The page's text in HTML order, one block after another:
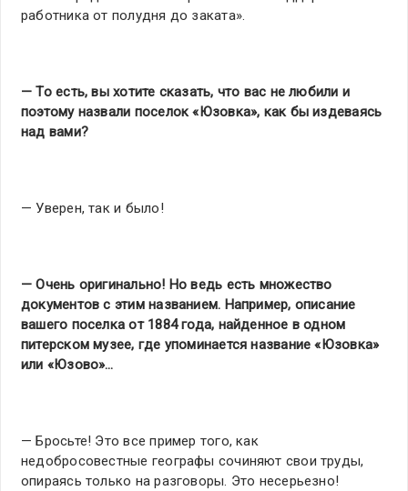
работника от полудня до заката».
— То есть, вы хотите сказать, что вас не любили и
поэтому назвали поселок «Юзовка», как бы издеваясь
над вами?
— Уверен, так и было!
— Очень оригинально! Но ведь есть множество
документов с этим названием. Например, описание
вашего поселка от 1884 года, найденное в одном
питерском музее, где упоминается название «Юзовка»
или «Юзово»…
— Бросьте! Это все пример того, как
недобросовестные географы сочиняют свои труды,
опираясь только на разговоры. Это несерьезно!